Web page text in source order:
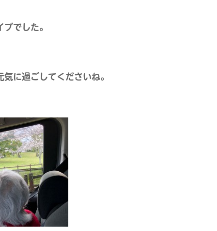
でした。
に過ごしてくださいね。